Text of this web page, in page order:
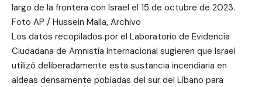
largo de la frontera con Israel el 15 de octubre de 2023.
Foto AP / Hussein Malla, Archivo
Los datos recopilados por el Laboratorio de Evidencia
Ciudadana de Amnistía Internacional sugieren que Israel
utilizó deliberadamente esta sustancia incendiaria en
aldeas densamente pobladas del sur del Líbano para